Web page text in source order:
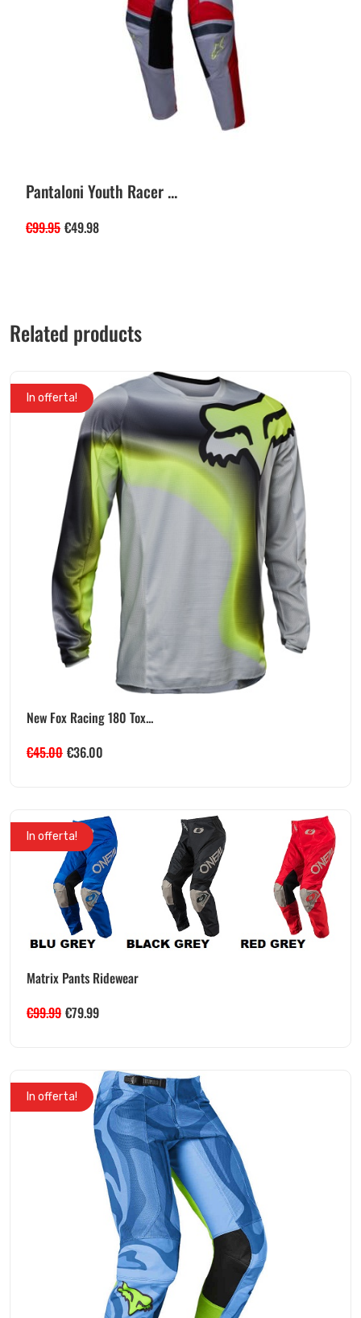
Pantaloni Youth Racer ...
€99.95 €49.98
Related products
In offerta!
New Fox Racing 180 Tox...
€45.00 €36.00
In offerta!
Matrix Pants Ridewear
€99.99 €79.99
In offerta!